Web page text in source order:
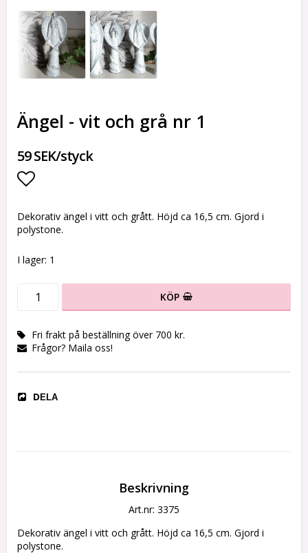
Ängel - vit och grå nr 1
59 SEK/styck
Lägg till i favoritlistan
Dekorativ ängel i vitt och grått. Höjd ca 16,5 cm. Gjord i
polystone.
I lager: 1
KÖP
Fri frakt på beställning över 700 kr.
Frågor? Maila oss!
DELA
Beskrivning
Art.nr: 3375
Dekorativ ängel i vitt och grått. Höjd ca 16,5 cm. Gjord i
polystone.